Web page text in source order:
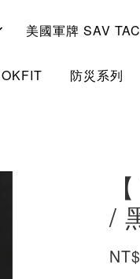
美國軍牌 SAV TAC
防災系列
/